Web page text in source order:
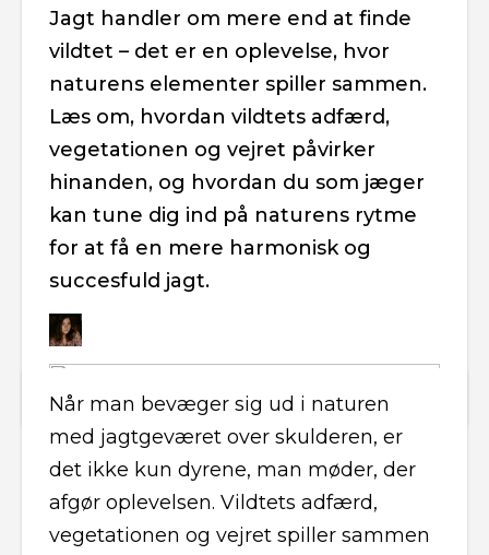
Jagt handler om mere end at finde
vildtet – det er en oplevelse, hvor
naturens elementer spiller sammen.
Læs om, hvordan vildtets adfærd,
vegetationen og vejret påvirker
hinanden, og hvordan du som jæger
kan tune dig ind på naturens rytme
for at få en mere harmonisk og
succesfuld jagt.
Når man bevæger sig ud i naturen
med jagtgeværet over skulderen, er
det ikke kun dyrene, man møder, der
afgør oplevelsen. Vildtets adfærd,
vegetationen og vejret spiller sammen